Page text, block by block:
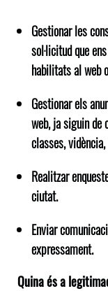
Gestionar les
sol·licitud que
habilitats al web
Gestionar els
web, ja siguin de
classes,
Realitzar
ciutat.
Enviar
expressament.
Quina és a